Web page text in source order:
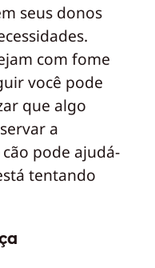
seus donos
com fome
você pode
que algo
a
pode ajudá-
tentando